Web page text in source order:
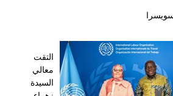
التقت
معالي
السيدة